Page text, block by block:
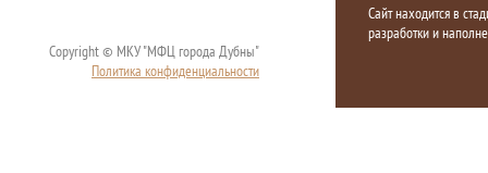
Copyright © МКУ "МФЦ города Дубны"
Политика конфиденциальности
Сайт находится в
разработки и